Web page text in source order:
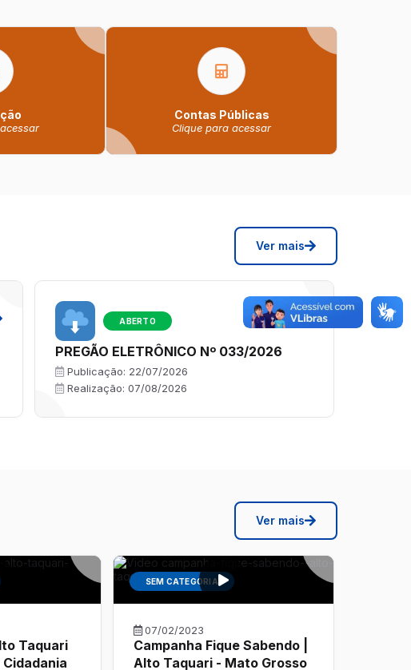
Contas Públicas
Clique para acessar
Ver mais
PREGÃO ELETRÔNICO Nº 033/2026
ABERTO
Publicação: 22/07/2026
Realização: 07/08/2026
Ver mais
Ver mais
Taquari
SEM CATEGORIA
07/02/2023
Campanha Fique Sabendo |
Alto Taquari - Mato Grosso